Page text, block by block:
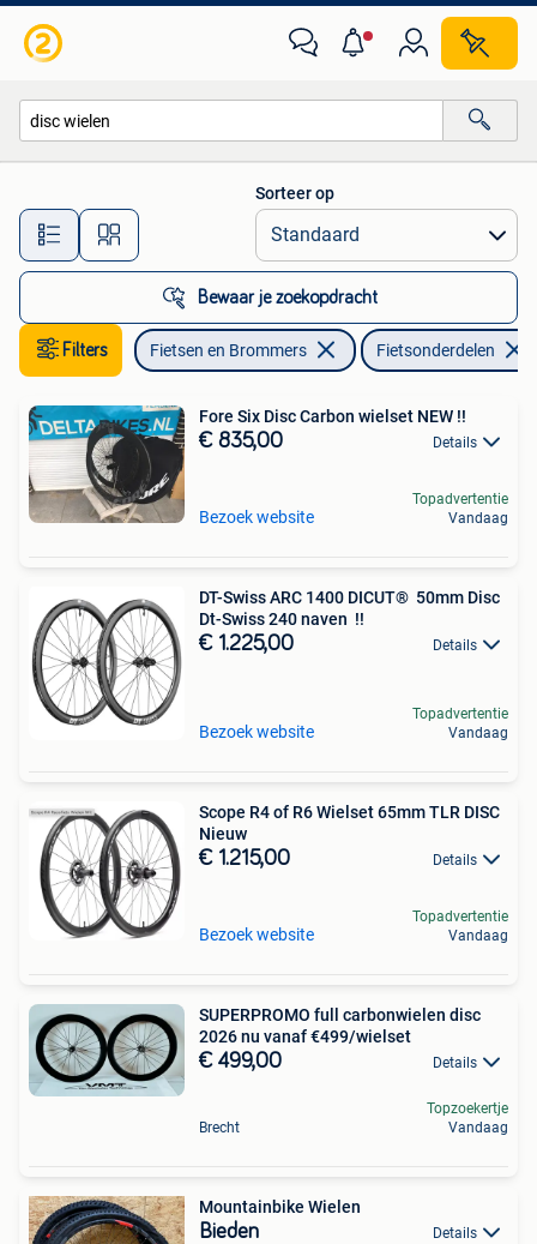
Alle afstanden…
Sorteer op
Bewaar je zoekopdracht
Filters Fietsen en Brommers Fietsonderdelen
Fore Six Disc Carbon wielset NEW !!
€ 835,00 Details
Bezoek website
Topadvertentie
Vandaag
DT-Swiss ARC 1400 DICUT® 50mm Disc
Dt-Swiss 240 naven !!
€ 1.225,00 Details
Bezoek website
Topadvertentie
Vandaag
Scope R4 of R6 Wielset 65mm TLR DISC
Nieuw
€ 1.215,00 Details
Bezoek website
Topadvertentie
Vandaag
SUPERPROMO full carbonwielen disc
2026 nu vanaf €499/wielset
€ 499,00 Details
Brecht
Topzoekertje
Vandaag
Mountainbike Wielen
Bieden Details